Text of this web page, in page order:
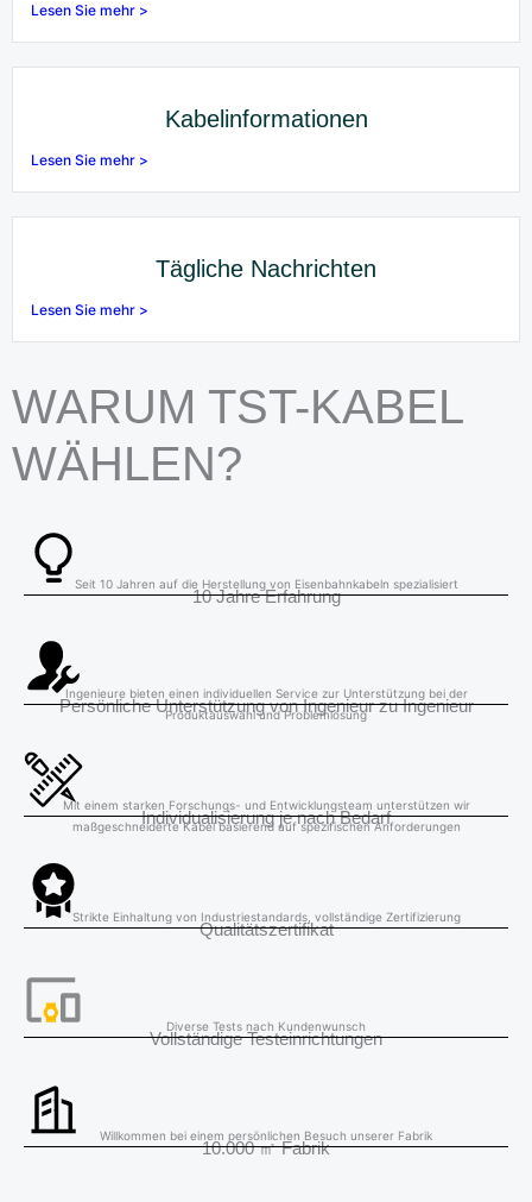
Lesen Sie mehr >
Kabelinformationen
Lesen Sie mehr >
Tägliche Nachrichten
Lesen Sie mehr >
WARUM TST-KABEL
WÄHLEN?
10 Jahre Erfahrung
Seit 10 Jahren auf die Herstellung von Eisenbahnkabeln spezialisiert
Persönliche Unterstützung von Ingenieur zu Ingenieur
Ingenieure bieten einen individuellen Service zur Unterstützung bei der
Produktauswahl und Problemlösung
Individualisierung je nach Bedarf
Mit einem starken Forschungs- und Entwicklungsteam unterstützen wir
maßgeschneiderte Kabel basierend auf spezifischen Anforderungen
Qualitätszertifikat
Strikte Einhaltung von Industriestandards, vollständige Zertifizierung
Vollständige Testeinrichtungen
Diverse Tests nach Kundenwunsch
10.000 ㎡ Fabrik
Willkommen bei einem persönlichen Besuch unserer Fabrik